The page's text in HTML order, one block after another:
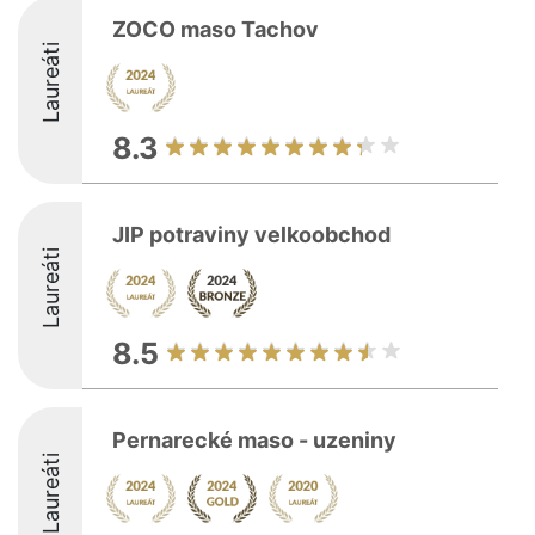
Laureáti
ZOCO maso Tachov
8.3
Laureáti
JIP potraviny velkoobchod
8.5
Laureáti
Pernarecké maso - uzeniny